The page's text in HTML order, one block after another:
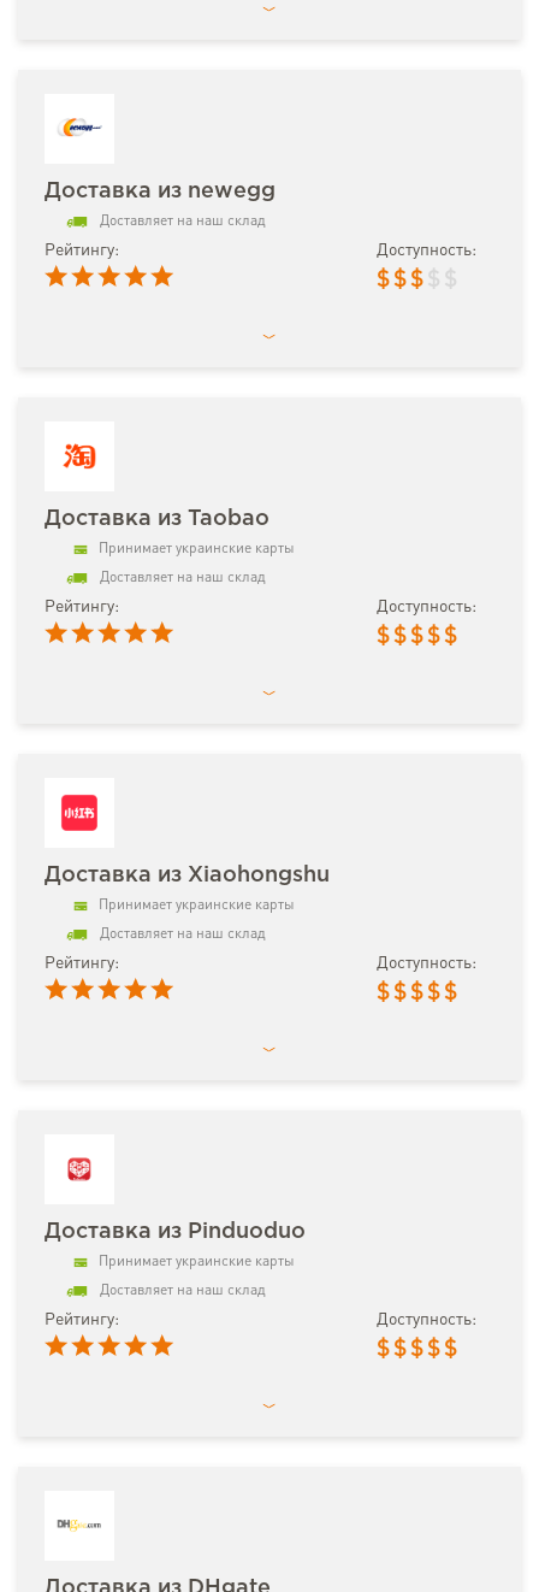
Доставка из newegg
Доставляет на наш склад
Рейтингу: Доступность:
$ $ $ $ $
Доставка из Taobao
Принимает украинские карты
Доставляет на наш склад
Рейтингу: Доступность:
$ $ $ $ $
Доставка из Xiaohongshu
Принимает украинские карты
Доставляет на наш склад
Рейтингу: Доступность:
$ $ $ $ $
Доставка из Pinduoduo
Принимает украинские карты
Доставляет на наш склад
Рейтингу: Доступность:
$ $ $ $ $